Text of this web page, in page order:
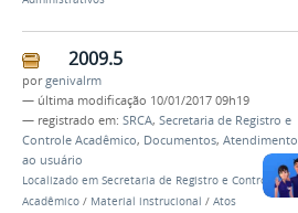
2009.5
porgenivalrm
— última modificação 10/01/2017 09h19
— registrado em: SRCA, Secretaria de Registro e
Controle Acadêmico, Documentos, Atendimento
ao usuário
Localizado em Secretaria de Registro e Controle
Acadêmico / Material instrucional / Atos